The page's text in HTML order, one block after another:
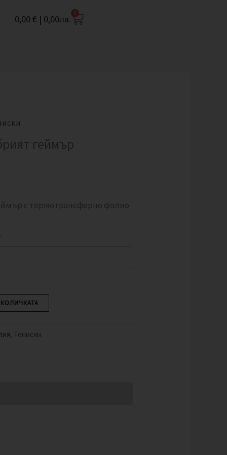
0,00€ | 0,00лв. 0
Cart
геймър
с термотрансферно фолио.
Тениски